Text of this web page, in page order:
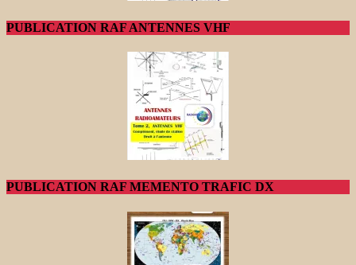
PUBLICATION RAF ANTENNES VHF
PUBLICATION RAF MEMENTO TRAFIC DX